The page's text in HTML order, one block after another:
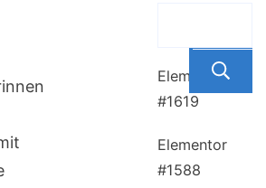
Elementor
#1619
Elementor
#1588